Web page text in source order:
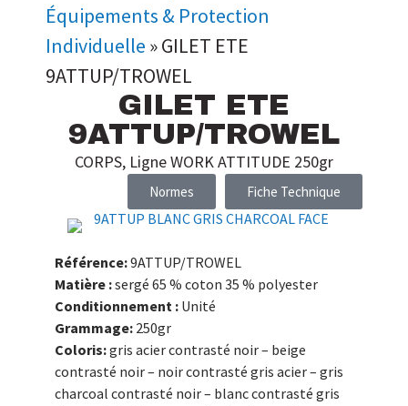
Équipements & Protection
Individuelle »GILET ETE
9ATTUP/TROWEL
GILET ETE
9ATTUP/TROWEL
CORPS, Ligne WORK ATTITUDE 250gr
Normes Fiche Technique
Référence:9ATTUP/TROWEL
Matière :sergé 65 % coton 35 % polyester
Conditionnement : Unité
Grammage: 250gr
Coloris:gris acier contrasté noir – beige
contrasté noir – noir contrasté gris acier – gris
charcoal contrasté noir – blanc contrasté gris